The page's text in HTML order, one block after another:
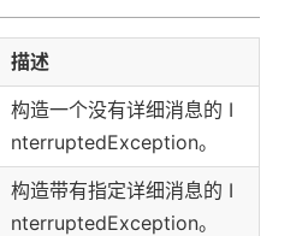
描述
构造一个没有详细消息的 I
nterruptedException。
构造带有指定详细消息的 I
nterruptedException。